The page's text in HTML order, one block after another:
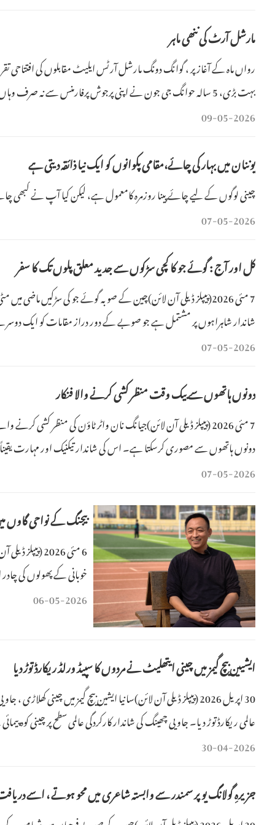
مارشل آرٹ کی ننھی ماہر
رواں ماہ کے آغاز پر ، گوانگ دونگ مارشل آرٹس ایلیٹ مقابلوں کی افتتاحی
بہت بڑی، 5 سالہ حوانگ جی جون نے اپنی پرجوش پرفارمنس سے نہ صرف وہاں موجود لوگوں سے داد سمیٹی بلکہ سوشل میڈیا پر بھی بھرپور پذیرائی حاصل کی۔
09-05-2026
یوننان میں بہار کی چائے،مقامی پکوانوں کو ایک نیا ذائقہ دیتی ہے
چینی لوگوں کے لیے چائے پینا روزمرہ کامعمول ہے، لیکن کیا آپ نے
07-05-2026
کل اور آج : گوئے جو کا کچی سڑکوں سے جدید معلق پلوں تک کا سفر
7 مئی 2026(پیپلز ڈیلی آن لائن)چین کے صوبہ گوئے جو کی سڑکیں ماضی
شاندار شاہراہوں پر مشتمل ہے جو صوبے کے دور دراز مقامات کو ایک
07-05-2026
دونوں ہاتھوں سے بیک وقت منظر کشی کرنے والا فنکار
7 مئی 2026 (پیپلز ڈیلی آن لائن)جیانگ نان واٹر ٹاؤن کی منظر
دونوں ہاتھوں سے مصوری کرسکتا ہے۔ اس کی شاندار تیکنیک اور مہارت
07-05-2026
بیجنگ کے نواحی گاوں
6 مئی 2026
خوبانی کے پھولوں کی
بزرگ خاتون کے گھر کے
06-05-2026
ایشیین بیچ گیمز میں چینی ایتھلیٹ نے مردوں کا سپیڈ ورلڈ ریکارڈ توڑ دیا
عالمی ریکارڈ توڑ دیا۔ جاو یی چھینگ کی شاندار کارکردگی عالمی سطح پر چینی
30-04-2026
جزیرہِ گولانگ یو پر سمندر سے وابستہ شاعری میں محو ہوتے ، اسے